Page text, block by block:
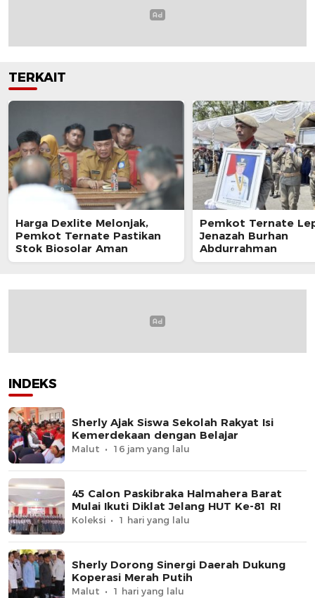
TERKAIT
Harga Dexlite Melonjak,
Pemkot Ternate Pastikan
Stok Biosolar Aman
Pemkot Ternate
Jenazah Burhan
Abdurrahman
INDEKS
Sherly Ajak Siswa Sekolah Rakyat Isi
Kemerdekaan dengan Belajar
Malut 16 jam yang lalu
45 Calon Paskibraka Halmahera Barat
Mulai Ikuti Diklat Jelang HUT Ke-81 RI
Koleksi 1 hari yang lalu
Sherly Dorong Sinergi Daerah Dukung
Koperasi Merah Putih
Malut 1 hari yang lalu